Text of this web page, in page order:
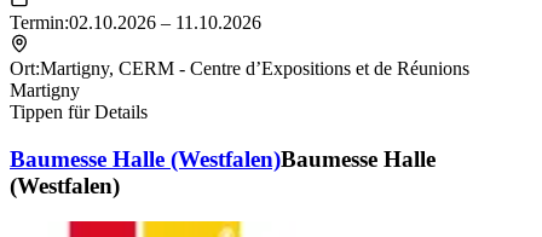
Termin:02.10.2026 – 11.10.2026
Ort:Martigny, CERM - Centre d’Expositions et de Réunions
Martigny
Tippen für Details
Baumesse Halle (Westfalen)Baumesse Halle
(Westfalen)